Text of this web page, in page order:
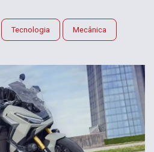
Tecnologia Mecânica